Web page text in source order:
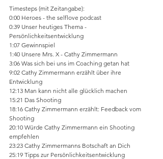
Timesteps (mit Zeitangabe):
0:00 Heroes - the selflove podcast
0:39 Unser heutiges Thema -
Persönlichkeitsentwicklung
1:07 Gewinnspiel
1:40 Unsere Mrs. X - Cathy Zimmermann
3:06 Was sich bei uns im Coaching getan hat
9:02 Cathy Zimmermann erzählt über ihre
Entwicklung
12:13 Man kann nicht alle glücklich machen
15:21 Das Shooting
18:16 Cathy Zimmermann erzählt: Feedback vom
Shooting
20:10 Würde Cathy Zimmermann ein Shooting
empfehlen
23:23 Cathy Zimmermanns Botschaft an Dich
25:19 Tipps zur Persönlichkeitsentwicklung